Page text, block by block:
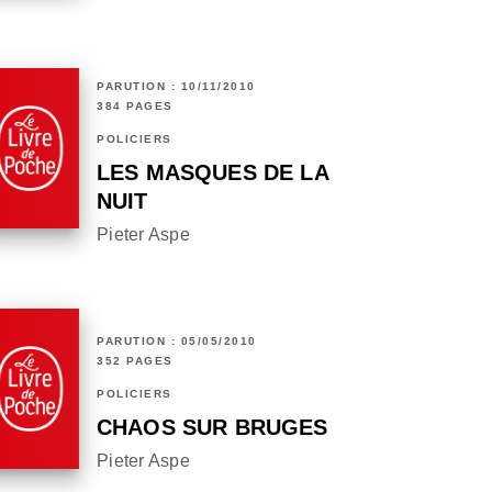
PARUTION : 10/11/2010
384 PAGES
POLICIERS
LES MASQUES DE LA
NUIT
Pieter Aspe
PARUTION : 05/05/2010
352 PAGES
POLICIERS
CHAOS SUR BRUGES
Pieter Aspe